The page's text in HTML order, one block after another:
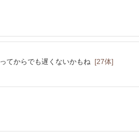
てからでも遅くないかもね [27体]